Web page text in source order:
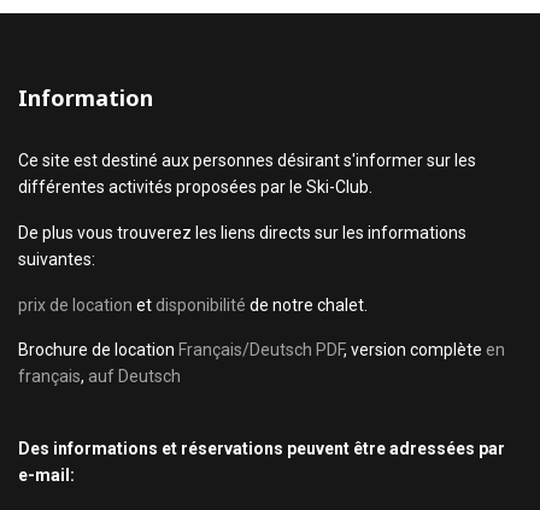
Information
Ce site est destiné aux personnes désirant s'informer sur les
différentes activités proposées par le Ski-Club.
De plus vous trouverez les liens directs sur les informations
suivantes:
prix de location et disponibilité de notre chalet.
Brochure de location Français/Deutsch PDF, version complète en
français, auf Deutsch
Des informations et réservations peuvent être adressées par
e-mail: